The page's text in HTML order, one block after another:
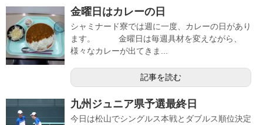
金曜日はカレーの日
シャミナード寮では週に一度、カレーの日があり
ます。 金曜日は毎週具材を変えながら、
様々なカレーが出てきま...
記事を読む
九州ジュニア県予選最終日
今日は松山でシングルス本戦とダブルス順位決定